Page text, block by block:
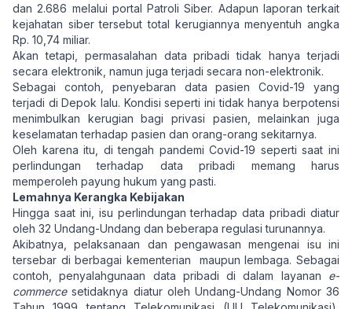
dan 2.686 melalui portal Patroli Siber. Adapun laporan terkait
kejahatan siber tersebut total kerugiannya menyentuh angka
Rp. 10,74 miliar.
Akan tetapi, permasalahan data pribadi tidak hanya terjadi
secara elektronik, namun juga terjadi secara non-elektronik.
Sebagai contoh, penyebaran data pasien Covid-19 yang
terjadi di Depok lalu. Kondisi seperti ini tidak hanya berpotensi
menimbulkan kerugian bagi privasi pasien, melainkan juga
keselamatan terhadap pasien dan orang-orang sekitarnya.
Oleh karena itu, di tengah pandemi Covid-19 seperti saat ini
perlindungan terhadap data pribadi memang harus
memperoleh payung hukum yang pasti.
Lemahnya Kerangka Kebijakan
Hingga saat ini, isu perlindungan terhadap data pribadi diatur
oleh 32 Undang-Undang dan beberapa regulasi turunannya.
Akibatnya, pelaksanaan dan pengawasan mengenai isu ini
tersebar di berbagai kementerian maupun lembaga. Sebagai
contoh, penyalahgunaan data pribadi di dalam layanan e-
commercesetidaknya diatur oleh Undang-Undang Nomor 36